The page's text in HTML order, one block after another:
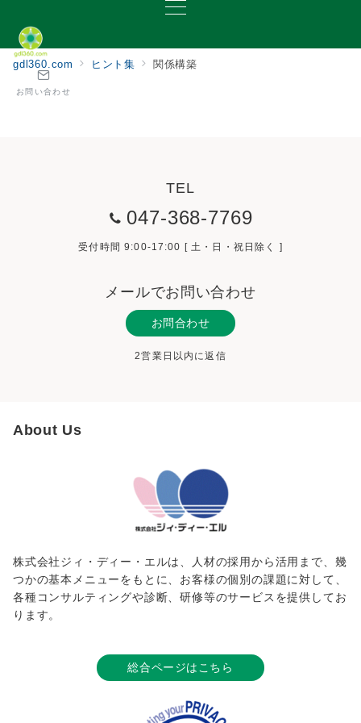
お問い合わせ
gdl360.com ヒント集 関係構築
TEL
047-368-7769
受付時間 9:00-17:00 [ 土・日・祝日除く ]
メールでお問い合わせ
お問合わせ
2営業日以内に返信
About Us
株式会社ジィ・ディー・エルは、人材の採用から活用まで、幾
つかの基本メニューをもとに、お客様の個別の課題に対して、
各種コンサルティングや診断、研修等のサービスを提供してお
ります。
総合ページはこちら